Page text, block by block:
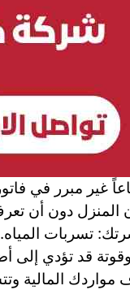
غير مبرر في
المنزل دون أن
تسربات
قد تؤدي
المالية